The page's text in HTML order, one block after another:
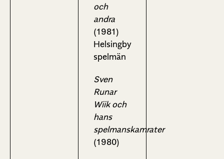
och
andra
(1981)
Helsingby
spelmän
Sven
Runar
Wiik och
hans
spelmanskamrater
(1980)